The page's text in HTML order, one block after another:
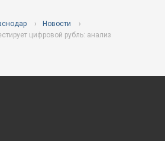
Новости
цифровой рубль: анализ